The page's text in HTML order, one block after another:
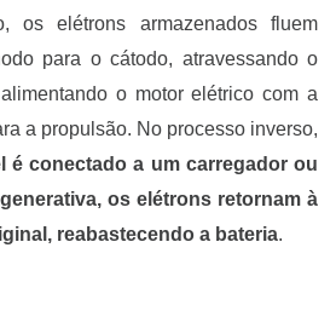
os elétrons armazenados fluem
para o cátodo, atravessando o
o motor elétrico com a
a propulsão. No processo inverso,
é conectado a um carregador ou
os elétrons retornam à
reabastecendo a bateria.